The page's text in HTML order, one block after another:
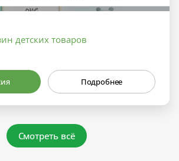
детских товаров
Подробнее
Смотреть всё